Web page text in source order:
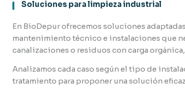
Soluciones para limpieza industrial
En BioDepur ofrecemos soluciones
mantenimiento técnico e instalaciones que
canalizaciones o residuos con carga
Analizamos cada caso según el tipo de
tratamiento para proponer una solución